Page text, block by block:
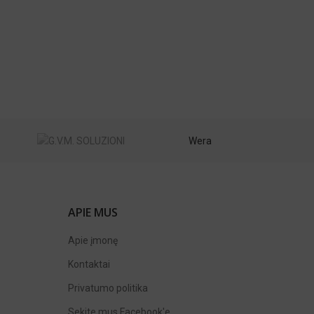
Wera
APIE MUS
Apie įmonę
Kontaktai
Privatumo politika